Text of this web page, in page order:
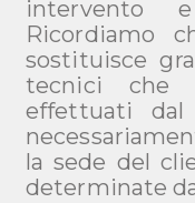
intervento
Ricordiamo
sostituisce
tecnici che
effettuati dal
la sede del
determinate